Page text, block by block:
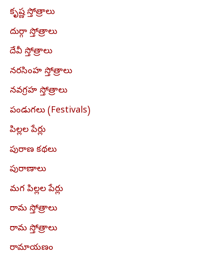
కృష్ణ స్తోత్రాలు
దుర్గా స్తోత్రాలు
దేవీ స్తోత్రాలు
నరసింహ స్తోత్రాలు
నవగ్రహ స్తోత్రాలు
పండుగలు (Festivals)
పిల్లల పేర్లు
పురాణ కథలు
పురాణాలు
మగ పిల్లల పేర్లు
రామ స్తోత్రాలు
రామ స్తోత్రాలు
రామాయణం